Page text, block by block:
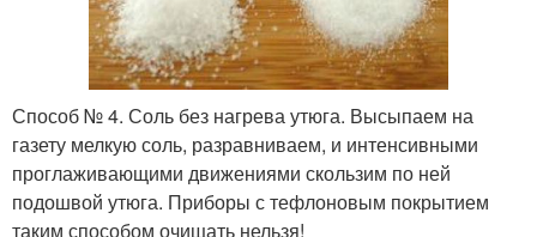
Способ № 4. Соль без нагрева утюга. Высыпаем на
газету мелкую соль, разравниваем, и интенсивными
проглаживающими движениями скользим по ней
подошвой утюга. Приборы с тефлоновым покрытием
таким способом очищать нельзя!